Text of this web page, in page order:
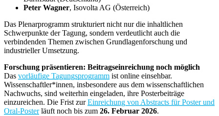
Peter Wagner, Isovolta AG (Österreich)
Das Plenarprogramm strukturiert nicht nur die inhaltlichen
Schwerpunkte der Tagung, sondern verdeutlicht auch die
verbindenden Themen zwischen Grundlagenforschung und
industrieller Umsetzung.
Forschung präsentieren: Beitragseinreichung noch möglich
Das vorläufige Tagungsprogramm ist online einsehbar.
Wissenschaftler*innen, insbesondere aus dem wissenschaftlichen
Nachwuchs, sind weiterhin eingeladen, ihre Posterbeiträge
einzureichen. Die Frist zurEinreichung von Abstracts für Poster und
Oral-Posterläuft noch bis zum 26. Februar 2026.